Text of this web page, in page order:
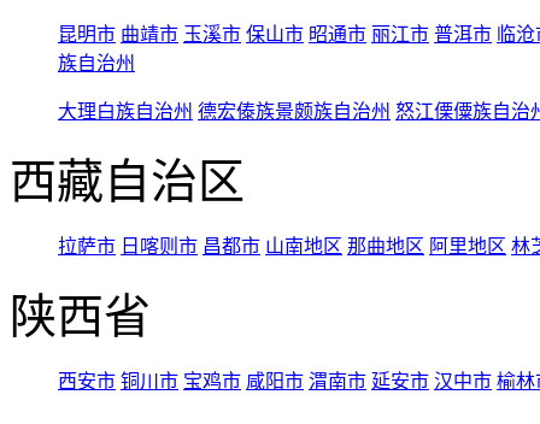
昆明市 曲靖市 玉溪市 保山市 昭通市 丽江市 普洱市 临
族自治州
大理白族自治州 德宏傣族景颇族自治州 怒江傈僳族自治
西藏自治区
拉萨市 日喀则市 昌都市 山南地区 那曲地区 阿里地区 林
陕西省
西安市 铜川市 宝鸡市 咸阳市 渭南市 延安市 汉中市 榆林